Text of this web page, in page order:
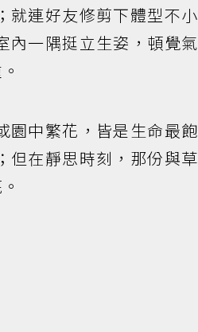
就連好友修剪下體型不小
內一隅挺立生姿，頓覺氣
園中繁花，皆是生命最飽
但在靜思時刻，那份與草